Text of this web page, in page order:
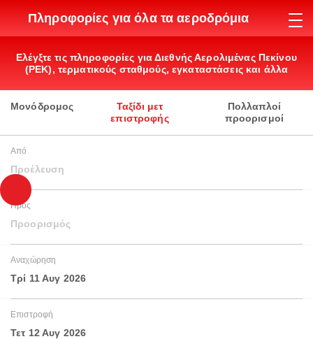
Πληροφορίες για όλα τα αεροδρόμια
Ελέγξτε τις πληροφορίες για Διεθνής Αερολιμένας Πεκίνου
(PEK), τερματικούς σταθμούς, εγκαταστάσεις και άλλα
Μονόδρομος
Ταξίδι μετ
επιστροφής
Πολλαπλοί
προορισμοί
Από
Προέλευση
Προς
Προορισμός
Αναχώρηση
Τρί 11 Αυγ 2026
Επιστροφή
Τετ 12 Αυγ 2026